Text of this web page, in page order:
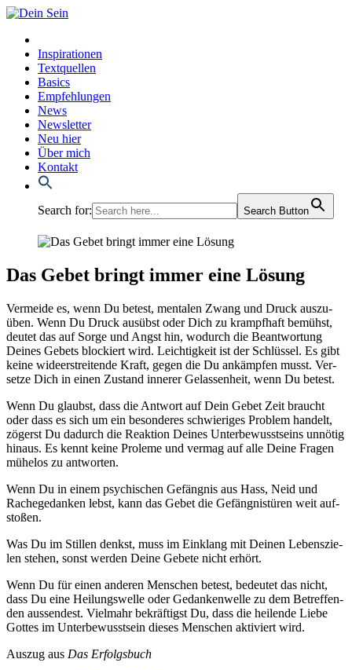
Inspirationen
Textquellen
Basics
Empfehlungen
News
Newsletter
Neu hier
Über mich
Kontakt
Search for: Search Button
Das Gebet bringt immer eine Lösung
Ver­mei­de es, wenn Du betest, men­ta­len Zwang und Druck aus­zu­
üben. Wenn Du Druck aus­übst oder Dich zu krampf­haft bemühst,
deu­tet das auf Sor­ge und Angst hin, wodurch die Beant­wor­tung
Dei­nes Gebets blo­ckiert wird. Leich­tig­keit ist der Schlüs­sel. Es gibt
kei­ne wide­er­strei­ten­de Kraft, gegen die Du ankämp­fen musst. Ver­
set­ze Dich in einen Zustand inne­rer Gelas­sen­heit, wenn Du betest.
Wenn Du glaubst, dass die Ant­wort auf Dein Gebet Zeit braucht
oder dass es sich um ein beson­de­res schwie­ri­ges Pro­blem han­delt,
zögerst Du dadurch die Reak­ti­on Dei­nes Unter­be­wusst­seins unnö­tig
hin­aus. Es kennt kei­ne Pro­le­me und ver­mag auf alle Dei­ne Fra­gen
mühe­los zu ant­wor­ten.
Wenn Du in einem psy­chi­schen Gefäng­nis aus Hass, Neid und
Rache­ge­dan­ken lebst, kann das Gebet die Gefäng­nis­tü­ren weit auf­
sto­ßen.
Was Du im Stil­len denkst, muss im Ein­klang mit Dei­nen Lebens­zie­
len ste­hen, sonst wer­den Dei­ne Gebe­te nicht erhört.
Wenn Du für einen ande­ren Men­schen betest, bedeu­tet das nicht,
dass Du eine Hei­lungs­wel­le oder Gedan­ken­wel­le zu dem Betref­fen­
den aus­sen­dest. Viel­mahr bekräf­tigst Du, dass die hei­len­de Lie­be
Got­tes im Unter­be­wusst­sein die­ses Men­schen akti­viert wird.
Aus­zug aus Das Erfolgs­buch